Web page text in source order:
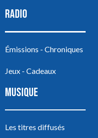
RADIO
Émissions - Chroniques
Jeux - Cadeaux
MUSIQUE
Les titres diffusés